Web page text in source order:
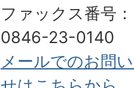
ファックス番号：
0846-23-0140
メールでのお問